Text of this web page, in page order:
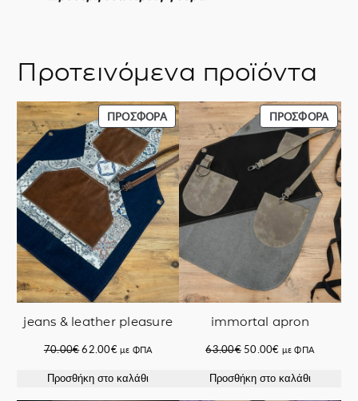
Προτεινόμενα προϊόντα
ΠΡΟΣΦΟΡΆΠΡΟΪΌΝ
ΣΕ
ΠΡΟΣΦΟΡΆ
jeans & leather pleasure
70.00€Original
was:
62.00€Η
τιμή
με ΦΠΑ
Προσθήκη στο καλάθι
ΠΡΟΣΦΟΡΆ
ΣΕ
immortal apron
63.00€ Original
was:
50.00€Η
τιμή
με ΦΠΑ
Προσθήκη στο καλάθι